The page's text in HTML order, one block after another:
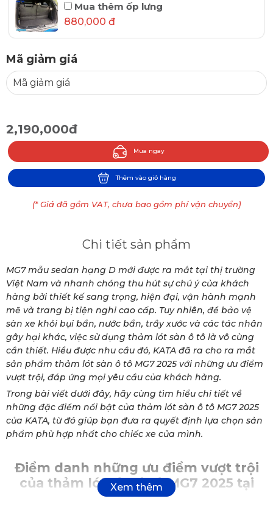
Mua thêm ốp lưng
880,000 đ
Mã giảm giá
2,190,000đ
Mua ngay
Thêm vào giỏ hàng
(* Giá đã gồm VAT, chưa bao gồm phí vận chuyển)
Chi tiết sản phẩm
MG7 mẫu sedan hạng D mới được ra mắt tại thị trường
Việt Nam và nhanh chóng thu hút sự chú ý của khách
hàng bởi thiết kế sang trọng, hiện đại, vận hành mạnh
mẽ và trang bị tiện nghi cao cấp. Tuy nhiên, để bảo vệ
sàn xe khỏi bụi bẩn, nước bẩn, trầy xước và các tác nhân
gây hại khác, việc sử dụng thảm lót sàn ô tô là vô cùng
cần thiết. Hiểu được nhu cầu đó, KATA đã ra cho ra mắt
sản phẩm thảm lót sàn ô tô MG7 2025 với những ưu điểm
vượt trội, đáp ứng mọi yêu cầu của khách hàng.
Trong bài viết dưới đây, hãy cùng tìm hiểu chi tiết về
những đặc điểm nổi bật của thảm lót sàn ô tô MG7 2025
của KATA, từ đó giúp bạn đưa ra quyết định lựa chọn sản
phẩm phù hợp nhất cho chiếc xe của mình.
Điểm danh những ưu điểm vượt trội
của thảm lót sàn ô tô MG7 2025 tại
KATA